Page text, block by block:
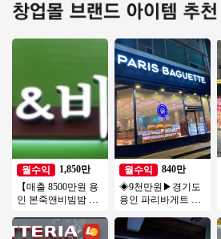
월수익
1,850만
【매출 8500만원 용
인 본죽앤비빔밤 창
토운영/고수익창업/
월수익
840만
◈9천만원▶경기도
용인 파리바게트 창
만↑고수익/풀오토